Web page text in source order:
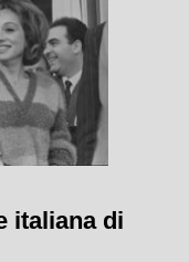
italiana di